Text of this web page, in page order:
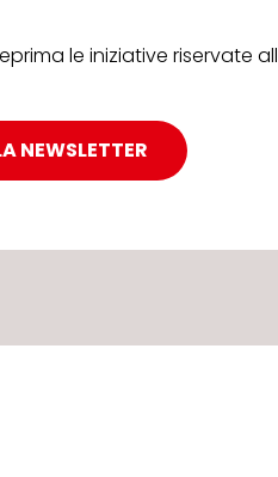
le iniziative riservate
NEWSLETTER